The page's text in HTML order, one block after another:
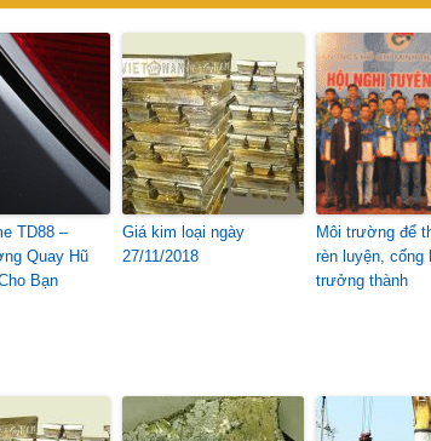
TD88 –
Quay Hũ
Bạn
Giá kim loại ngày
27/11/2018
Môi trường để
rèn luyện, cống
trưởng thành